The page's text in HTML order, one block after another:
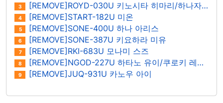
3 [REMOVE]ROYD-030U 키노시타 히마리/하나자와 히마리
4 [REMOVE]START-182U 미온
5 [REMOVE]SONE-400U 하나 아리스
6 [REMOVE]SONE-387U 키요하라 미유
7 [REMOVE]RKI-683U 모나미 스즈
8 [REMOVE]NGOD-227U 하타노 유이/쿠로키 레이나
9 [REMOVE]JUQ-931U 카노우 아이